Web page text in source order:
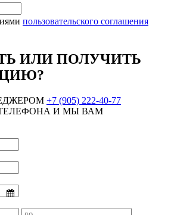
пользовательского соглашения
ИЛИ ПОЛУЧИТЬ
+7 (905) 222-40-77
И МЫ ВАМ